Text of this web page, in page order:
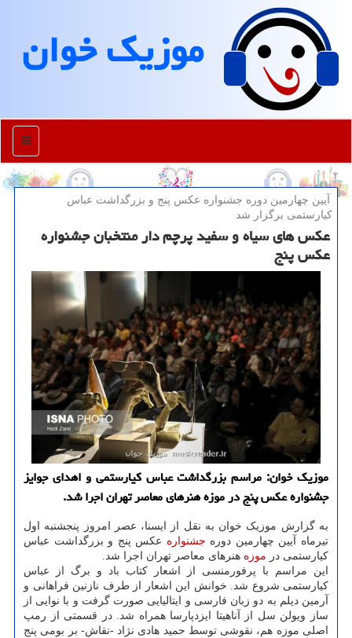
موزیك خوان
منو
آیین چهارمین دوره جشنواره عكس پنج و بزرگداشت عباس
كیارستمی برگزار شد
عکس های سیاه و سفید پرچم دار منتخبان جشنواره
عکس پنج
موزیک خوان: مراسم بزرگداشت عباس کیارستمی و اهدای جوایز
جشنواره عکس پنج در موزه هنرهای معاصر تهران اجرا شد.
به گزارش موزیک خوان به نقل از ایسنا، عصر امروز پنجشنبه اول
تیرماه آیین چهارمین دوره جشنواره عکس پنج و بزرگداشت عباس
کیارستمی در موزه هنرهای معاصر تهران اجرا شد.
این مراسم با پرفورمنسی از اشعار کتاب باد و برگ از عباس
کیارستمی شروع شد. خوانش این اشعار از طرف نازنین فراهانی و
آرمین دیلم به دو زبان فارسی و ایتالیایی صورت گرفت و با نوایی از
ساز ویولن سل از آناهیتا ایزدپارسا همراه شد. در قسمتی از رمپ
اصلی موزه هم، نقوشی توسط حمید هادی نژاد -نقاش- بر بومی پنج